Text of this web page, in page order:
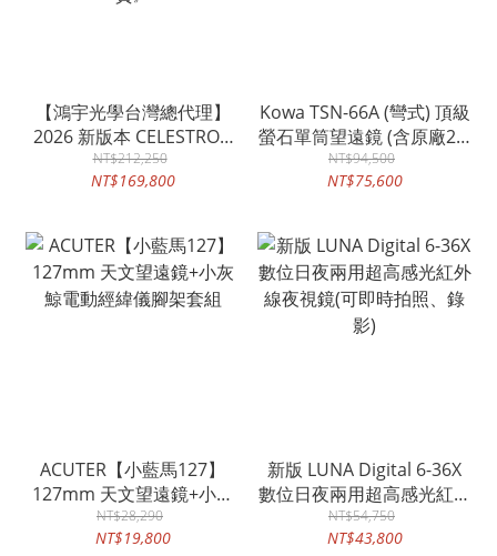
【鴻宇光學台灣總代理】
2026 新版本 CELESTRON
Origin Mark II 智慧型全能
家庭天文台《預訂款 無現
NT$212,250
NT$169,800
Kowa TSN-66A (彎式) 頂級
螢石單筒望遠鏡 (含原廠25-
60倍廣角變焦目鏡)
NT$94,500
NT$75,600
ACUTER【小藍馬127】
127mm 天文望遠鏡+小灰
鯨電動經緯儀腳架套組
NT$28,290
NT$19,800
新版 LUNA Digital 6-36X
數位日夜兩用超高感光紅外
線夜視鏡(可即時拍照、錄
影)
NT$54,750
NT$43,800